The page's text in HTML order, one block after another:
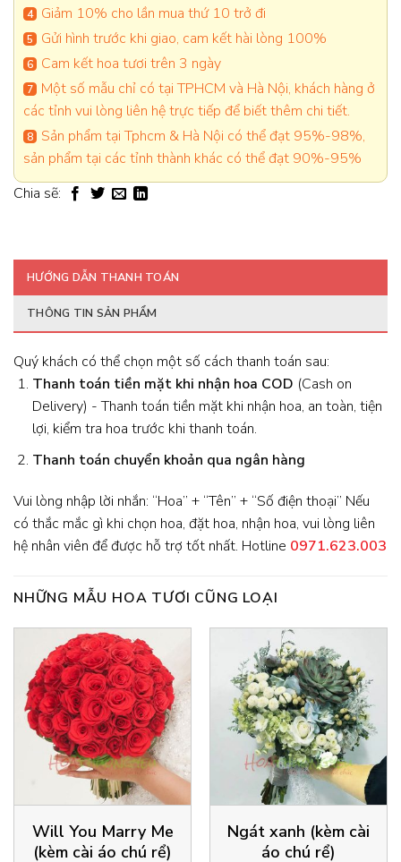
Giảm 10% cho lần mua thứ 10 trở đi
Gửi hình trước khi giao, cam kết hài lòng 100%
Cam kết hoa tươi trên 3 ngày
Một số mẫu chỉ có tại TPHCM và Hà Nội, khách hàng ở
các tỉnh vui lòng liên hệ trực tiếp để biết thêm chi tiết.
Sản phẩm tại Tphcm & Hà Nội có thể đạt 95%-98%,
sản phẩm tại các tỉnh thành khác có thể đạt 90%-95%
Chia sẽ:
HƯỚNG DẪN THANH TOÁN
THÔNG TIN SẢN PHẨM
Quý khách có thể chọn một số cách thanh toán sau:
Thanh toán tiền mặt khi nhận hoa COD (Cash on
Delivery) - Thanh toán tiền mặt khi nhận hoa, an toàn, tiện
lợi, kiểm tra hoa trước khi thanh toán.
Thanh toán chuyển khoản qua ngân hàng
Vui lòng nhập lời nhắn: “Hoa” + “Tên” + “Số điện thoại” Nếu
có thắc mắc gì khi chọn hoa, đặt hoa, nhận hoa, vui lòng liên
hệ nhân viên để được hỗ trợ tốt nhất. Hotline 0971.623.003
NHỮNG MẪU HOA TƯƠI CŨNG LOẠI
Will You Marry Me
(kèm cài áo chú rể)
Ngát xanh (kèm cài
áo chú rể)